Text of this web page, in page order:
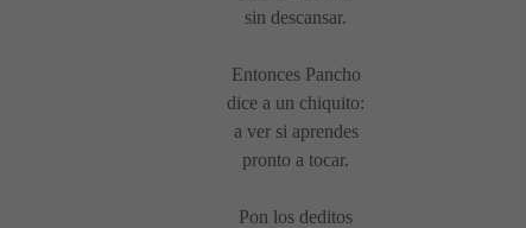
sin descansar.
Entonces Pancho
dice a un chiquito:
a ver si aprendes
pronto a tocar.
Pon los deditos